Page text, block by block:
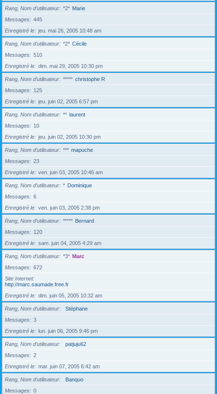
Rang, Nom d’utilisateur *2* Marie
Messages
445
Enregistré le
jeu. mai 26, 2005 10:48 am
Rang, Nom d’utilisateur *2* Cécile
Messages
510
Enregistré le
dim. mai 29, 2005 10:30 pm
Rang, Nom d’utilisateur ***** christophe R
Messages
125
Enregistré le
jeu. juin 02, 2005 6:57 pm
Rang, Nom d’utilisateur ** laurent
Messages
10
Enregistré le
jeu. juin 02, 2005 10:30 pm
Rang, Nom d’utilisateur *** mapuche
Messages
23
Enregistré le
ven. juin 03, 2005 10:46 am
Rang, Nom d’utilisateur * Dominique
Messages
6
Enregistré le
ven. juin 03, 2005 2:38 pm
Rang, Nom d’utilisateur ***** Bernard
Messages
120
Enregistré le
sam. juin 04, 2005 4:29 am
Rang, Nom d’utilisateur *3* Marc
Messages
672
Site Internet
http://marc.saumade.free.fr
Enregistré le
dim. juin 05, 2005 10:32 am
Rang, Nom d’utilisateur
Stéphane
Messages
3
Enregistré le
lun. juin 06, 2005 9:46 pm
Rang, Nom d’utilisateur
patjuju62
Messages
2
Enregistré le
mar. juin 07, 2005 6:42 am
Rang, Nom d’utilisateur
Banquo
Messages
0